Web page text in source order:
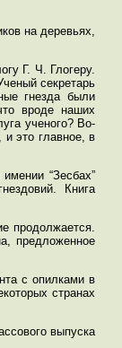
на деревьях,
Г. Ч. Глогеру.
секретарь
гнезда были
вроде наших
ученого? Во-
и это главное, в
“Зесбах”
Книга
продолжается.
предложенное
с опилками в
странах
выпуска